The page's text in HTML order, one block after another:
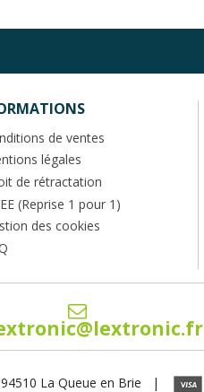
de ventes
légales
de rétractation
(Reprise 1 pour 1)
des cookies
La Queue en Brie |